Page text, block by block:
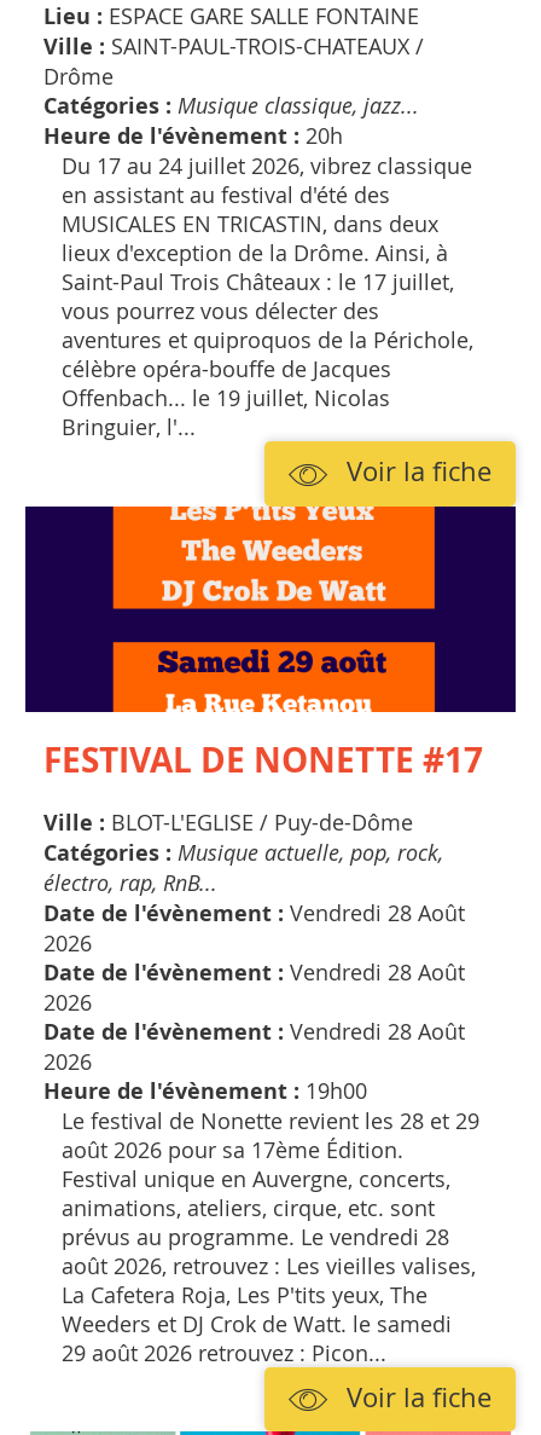
Lieu : ESPACE GARE SALLE FONTAINE
Ville : SAINT-PAUL-TROIS-CHATEAUX /
Drôme
Catégories : Musique classique, jazz...
Heure de l'évènement : 20h
Du 17 au 24 juillet 2026, vibrez classique
en assistant au festival d'été des
MUSICALES EN TRICASTIN, dans deux
lieux d'exception de la Drôme. Ainsi, à
Saint-Paul Trois Châteaux : le 17 juillet,
vous pourrez vous délecter des
aventures et quiproquos de la Périchole,
célèbre opéra-bouffe de Jacques
Offenbach... le 19 juillet, Nicolas
Bringuier, l'...
Voir la fiche
FESTIVAL DE NONETTE #17
Ville : BLOT-L'EGLISE / Puy-de-Dôme
Catégories : Musique actuelle, pop, rock,
électro, rap, RnB...
Date de l'évènement : Vendredi 28 Août
2026
Date de l'évènement : Vendredi 28 Août
2026
Date de l'évènement : Vendredi 28 Août
2026
Heure de l'évènement : 19h00
Le festival de Nonette revient les 28 et 29
août 2026 pour sa 17ème Édition.
Festival unique en Auvergne, concerts,
animations, ateliers, cirque, etc. sont
prévus au programme. Le vendredi 28
août 2026, retrouvez : Les vieilles valises,
La Cafetera Roja, Les P'tits yeux, The
Weeders et DJ Crok de Watt. le samedi
29 août 2026 retrouvez : Picon...
Voir la fiche